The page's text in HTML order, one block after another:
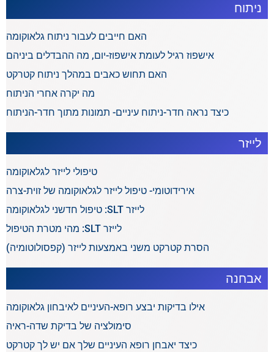
ניתוח
האם חייבים לעבור ניתוח גלאוקומה
אישפוז רגיל לעומת אישפוז-יום, מה ההבדלים ביניהם
האם תחוש כאבים במהלך ניתוח קטרקט
מה יקרה אחרי הניתוח
כיצד נראה חדר-ניתוח עיניים- תמונות מתוך חדר-הניתוח
לייזר
טיפולי לייזר לגלאוקומה
אירידוטומי- טיפול לייזר לגלאוקומה של זוית-צרה
לייזר SLT: טיפול חדשני לגלאוקומה
לייזר SLT: מהי מטרת הטיפול
הסרת קטרקט משני באמצעות לייזר (קפסולוטומיה)
אבחנה
אילו בדיקות יבצע רופא-העיניים לאיבחון גלאוקומה
סימולציה של בדיקת שדה-ראיה
כיצד יאבחן רופא העיניים שלך אם יש לך קטרקט